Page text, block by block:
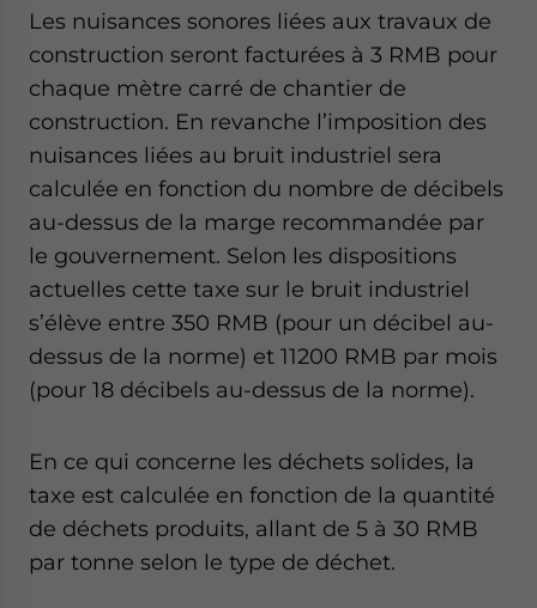
Les nuisances sonores liées aux travaux de
construction seront facturées à 3 RMB pour
chaque mètre carré de chantier de
construction. En revanche l’imposition des
nuisances liées au bruit industriel sera
calculée en fonction du nombre de décibels
au-dessus de la marge recommandée par
le gouvernement. Selon les dispositions
actuelles cette taxe sur le bruit industriel
s’élève entre 350 RMB (pour un décibel au-
dessus de la norme) et 11200 RMB par mois
(pour 18 décibels au-dessus de la norme).
En ce qui concerne les déchets solides, la
taxe est calculée en fonction de la quantité
de déchets produits, allant de 5 à 30 RMB
par tonne selon le type de déchet.